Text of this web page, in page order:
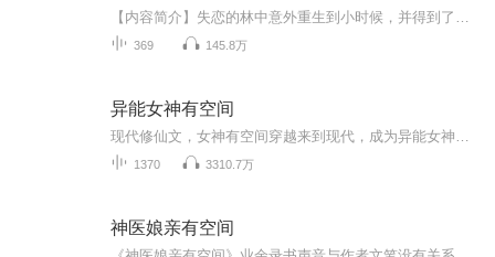
369 145.8万
异能女神有空间
1370 3310.7万
神医娘亲有空间